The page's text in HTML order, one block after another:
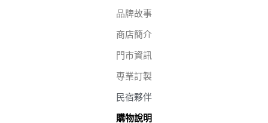
品牌故事
商店簡介
門市資訊
專業訂製
民宿夥伴
購物說明